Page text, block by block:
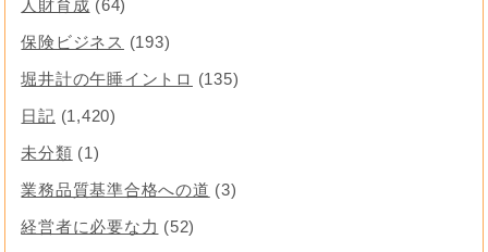
人財育成 (64)
保険ビジネス (193)
堀井計の午睡イントロ (135)
日記 (1,420)
未分類 (1)
業務品質基準合格への道 (3)
経営者に必要な力 (52)